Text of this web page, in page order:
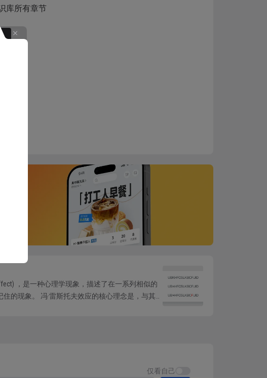
库所有章节
发现当自己回忆一系列项目时，回忆的准确性会随着
位置关系如下表格所示：
，是一种心理学现象，描述了在一系列相似的
的现象。 冯·雷斯托夫效应的核心理念是，与其他
仅看自己